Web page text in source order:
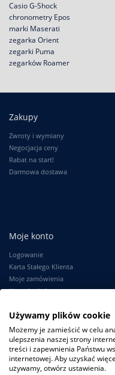
Casio G-Shock
chronometry Epos
marki Maserati
zegarka Orient
zegarki Puma
zegarków Roamer
Zakupy
Zwroty i wymiany
Negocjacja ceny
Rabat na start!
Darmowa dostawa
Moje konto
Logowanie
Karta Stałego Klienta
Moje zamówienia
Ustawienia konta
ZegarkiCentrum.pl | ul.
Używamy plików cookie
Możemy je zamieścić w celu
ulepszenia naszej strony
treści i zapewnienia Państwu
internetowej. Aby uzyskać
używamy, otwórz ustawienia.